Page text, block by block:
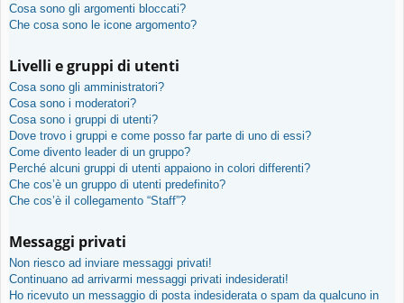
Cosa sono gli argomenti bloccati?
Che cosa sono le icone argomento?
Livelli e gruppi di utenti
Cosa sono gli amministratori?
Cosa sono i moderatori?
Cosa sono i gruppi di utenti?
Dove trovo i gruppi e come posso far parte di uno di essi?
Come divento leader di un gruppo?
Perché alcuni gruppi di utenti appaiono in colori differenti?
Che cos’è un gruppo di utenti predefinito?
Che cos’è il collegamento “Staff”?
Messaggi privati
Non riesco ad inviare messaggi privati!
Continuano ad arrivarmi messaggi privati indesiderati!
Ho ricevuto un messaggio di posta indesiderata o spam da qualcuno in